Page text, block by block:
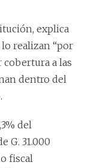
explica
realizan “por
cobertura a las
dentro del
del
G. 31.000
fiscal